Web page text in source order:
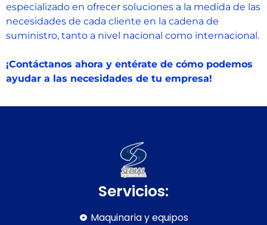
especializado en ofrecer soluciones a la medida de las
necesidades de cada cliente en la cadena de
suministro, tanto a nivel nacional como internacional.
¡Contáctanos ahora y entérate de cómo podemos
ayudar a las necesidades de tu empresa!
Servicios:
Maquinaria y equipos